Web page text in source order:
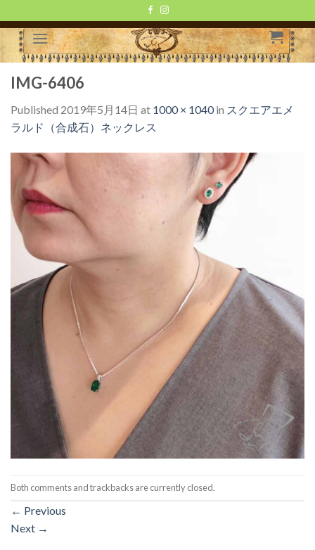
to
content
IMG-6406
Published 2019年5月14日 at 1000 × 1040in スクエアエメ
ラルド（合成石）ネックレス
Both comments and trackbacks are currently closed.
← Previous
Next →